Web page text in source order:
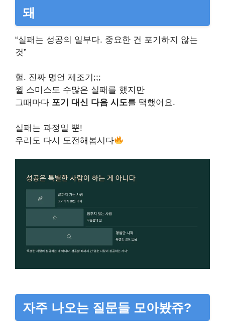
돼
“실패는 성공의 일부다. 중요한 건 포기하지 않는
것”
헐. 진짜 명언 제조기;;;
윌 스미스도 수많은 실패를 했지만
그때마다 포기 대신 다음 시도를 택했어요.
실패는 과정일 뿐!
우리도 다시 도전해봅시다
자주 나오는 질문들 모아봤쥬?